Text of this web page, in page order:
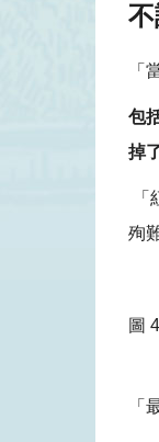
「
包
掉
「
殉
圖
「